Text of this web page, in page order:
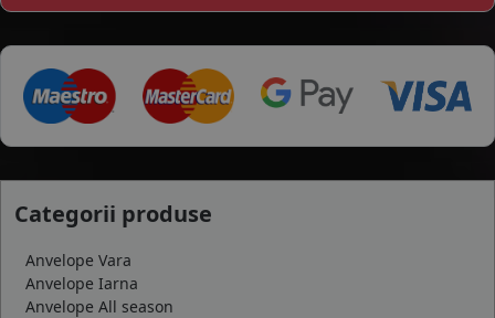
Categorii produse
Anvelope Vara
Anvelope Iarna
Anvelope All season